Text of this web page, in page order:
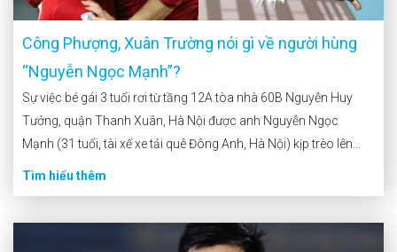
Công Phượng, Xuân Trường nói gì về người hùng
“Nguyễn Ngọc Mạnh”?
Sự việc bé gái 3 tuổi rơi từ tầng 12A tòa nhà 60B Nguyễn Huy
Tưởng, quận Thanh Xuân, Hà Nội được anh Nguyễn Ngọc
Mạnh (31 tuổi, tài xế xe tải quê Đông Anh, Hà Nội) kịp trèo lên
mái che sảnh tầng 1 hứng đỡ đang được người dân cả nước ca
Tìm hiểu thêm